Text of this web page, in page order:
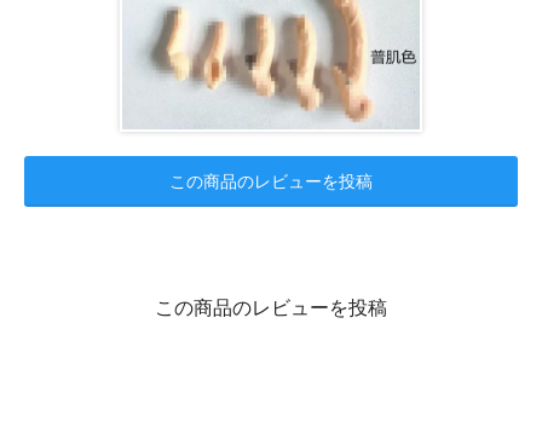
この商品のレビューを投稿
この商品のレビューを投稿